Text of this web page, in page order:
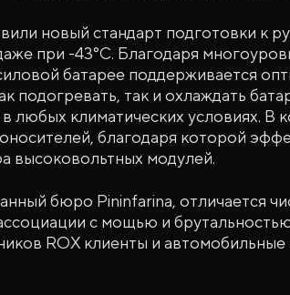
новый стандарт подготовки к
при -43°C. Благодаря
батарее поддерживается
подогревать, так и охлаждать
любых климатических условиях. В
благодаря которой
высоковольтных модулей.
бюро Pininfarina, отличается
с мощью и
ROX клиенты и